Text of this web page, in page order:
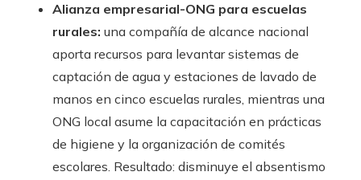
Alianza empresarial-ONG para escuelas
rurales: una compañía de alcance nacional
aporta recursos para levantar sistemas de
captación de agua y estaciones de lavado de
manos en cinco escuelas rurales, mientras una
ONG local asume la capacitación en prácticas
de higiene y la organización de comités
escolares. Resultado: disminuye el absentismo